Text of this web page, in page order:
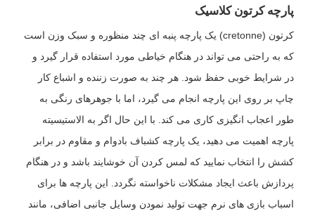
پارچه کرتون کلاسیک
کرتون (cretonne) یک پارچه پنبه ای چند منظوره و سبک وزن است
که به راحتی می تواند در هنگام خیاطی مورد استفاده قرار گیرد و
در شرایط خوبی حفظ شود. هر چند به صورت زننده و اشباع کار
چاپ بر روی این پارچه انجام می گیرد، اما با جوهرهای رنگی به
طور اعجاب انگیزی کاری می کند. با این حال اگر به الاستیسیته
پارچه اهمیت می دهید، یک پارچه کشباف بادوام و مقاوم در برابر
کشش را انتخاب نمایید که لمس کردن آن خوشایند باشد و در هنگام
پردازش باعث ایجاد مشکلات ناخواسته نگردد. این پارچه ها برای
اسباب بازی های نرم جهت تولید نمودن وسایل جانبی اضافی، مانند